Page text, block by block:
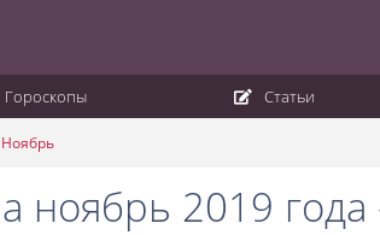
Гороскопы Статьи
Ноябрь
ноябрь 2019